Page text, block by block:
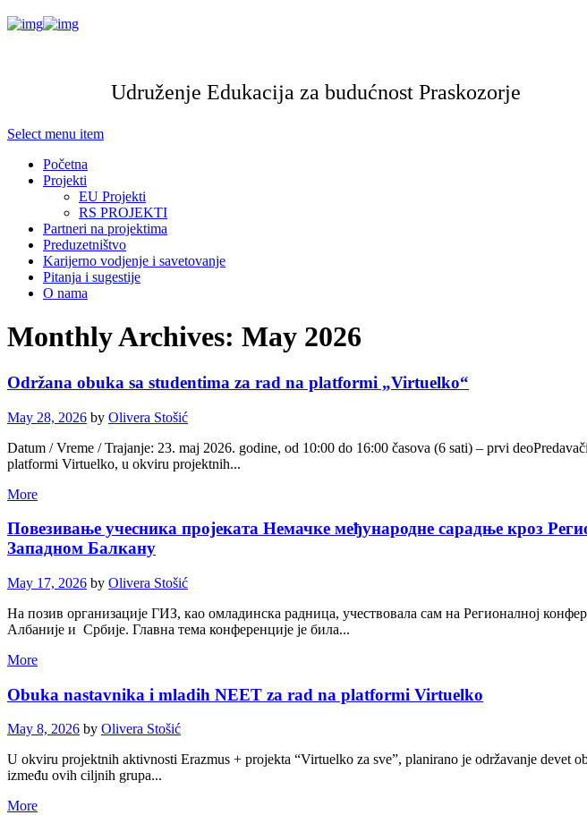
Udruženje Edukacija za budućnost Praskozorje
Select menu item
Početna
Projekti
EU Projekti
RS PROJEKTI
Partneri na projektima
Preduzetništvo
Karijerno vodjenje i savetovanje
Pitanja i sugestije
O nama
Monthly Archives: May 2026
Održana obuka sa studentima za rad na platformi „Virtuelko“
May 28, 2026 by Olivera Stošić
Datum / Vreme / Trajanje: 23. maj 2026. godine, od 10:00 do 16:00 časova (6 sati) – prvi
platformi Virtuelko, u okviru projektnih...
More
Повезивање учесника пројеката Немачке међународне сарадње кроз
Западном Балкану
May 17, 2026 by Olivera Stošić
На позив организације ГИЗ, као омладинска радница, учествовала сам на Регионалној
Албаније и Србије. Главна тема конференције је била...
More
Obuka nastavnika i mladih NEET za rad na platformi Virtuelko
May 8, 2026 by Olivera Stošić
U okviru projektnih aktivnosti Erazmus + projekta “Virtuelko za sve”, planirano je održavanje
između ovih ciljnih grupa...
More